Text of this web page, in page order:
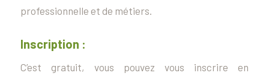
professionnelle et de métiers.
Inscription :
C’est gratuit, vous pouvez vous inscrire en